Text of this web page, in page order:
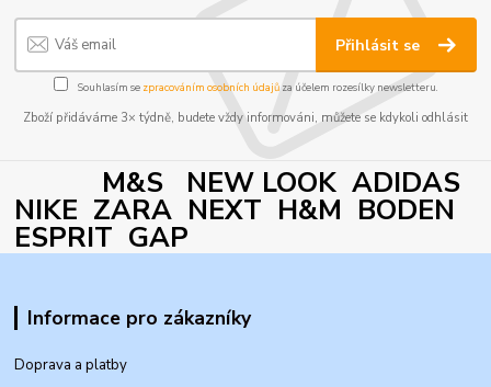
Přihlásit se
Souhlasím se zpracováním osobních údajůza účelem rozesílky newsletteru.
Zboží přidáváme 3× týdně, budete vždy informováni, můžete se kdykoli odhlásit
M&S NEW LOOK ADIDAS
NIKE ZARA NEXT H&M BODEN
ESPRIT GAP
Informace pro zákazníky
Doprava a platby